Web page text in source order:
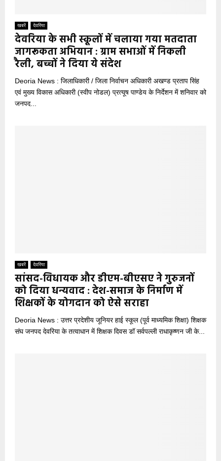
खबरें देवरिया
देवरिया के सभी स्कूलों में चलाया गया मतदाता
जागरूकता अभियान : ग्राम सभाओं में निकली
रैली, बच्चों ने दिया ये संदेश
Deoria News : जिलाधिकारी / जिला निर्वाचन अधिकारी अखण्ड प्रताप सिंह
एवं मुख्य विकास अधिकारी (स्वीप नोडल) प्रत्यूष पाण्डेय के निर्देशन में शनिवार को
जनपद...
खबरें देवरिया
सांसद-विधायक और डीएम-बीएसए ने गुरुजनों
को दिया धन्यवाद : देश-समाज के निर्माण में
शिक्षकों के योगदान को ऐसे सराहा
Deoria News : उत्तर प्रदेशीय जूनियर हाई स्कूल (पूर्व माध्यमिक शिक्षा) शिक्षक
संघ जनपद देवरिया के तत्वाधान में शिक्षक दिवस डॉ सर्वपल्ली राधाकृष्णन जी के...